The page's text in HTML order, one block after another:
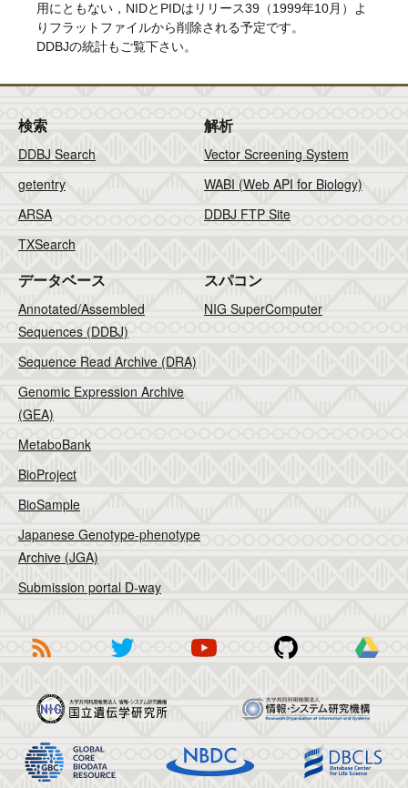
用にともない，NIDとPIDはリリース39（1999年10月）よ
りフラットファイルから削除される予定です。
DDBJの統計もご覧下さい。
検索
DDBJ Search
getentry
ARSA
TXSearch
解析
Vector Screening System
WABI (Web API for Biology)
DDBJ FTP Site
データベース
Annotated/Assembled
Sequences (DDBJ)
Sequence Read Archive (DRA)
Genomic Expression Archive
(GEA)
MetaboBank
BioProject
BioSample
Japanese Genotype-phenotype
Archive (JGA)
Submission portal D-way
スパコン
NIG SuperComputer